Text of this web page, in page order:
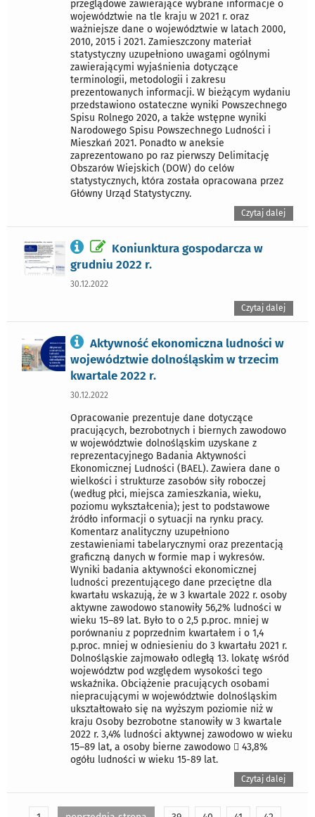
przeglądowe zawierające wybrane informacje o
województwie na tle kraju w 2021 r. oraz
ważniejsze dane o województwie w latach 2000,
2010, 2015 i 2021. Zamieszczony materiał
statystyczny uzupełniono uwagami ogólnymi
zawierającymi wyjaśnienia dotyczące
terminologii, metodologii i zakresu
prezentowanych informacji. W bieżącym wydaniu
przedstawiono ostateczne wyniki Powszechnego
Spisu Rolnego 2020, a także wstępne wyniki
Narodowego Spisu Powszechnego Ludności i
Mieszkań 2021. Ponadto w aneksie
zaprezentowano po raz pierwszy Delimitację
Obszarów Wiejskich (DOW) do celów
statystycznych, która została opracowana przez
Główny Urząd Statystyczny.
Czytaj dalej
Koniunktura gospodarcza w
grudniu 2022 r.
30.12.2022
Czytaj dalej
Aktywność ekonomiczna ludności w
województwie dolnośląskim w trzecim
kwartale 2022 r.
30.12.2022
Opracowanie prezentuje dane dotyczące
pracujących, bezrobotnych i biernych zawodowo
w województwie dolnośląskim uzyskane z
reprezentacyjnego Badania Aktywności
Ekonomicznej Ludności (BAEL). Zawiera dane o
wielkości i strukturze zasobów siły roboczej
(według płci, miejsca zamieszkania, wieku,
poziomu wykształcenia); jest to podstawowe
źródło informacji o sytuacji na rynku pracy.
Komentarz analityczny uzupełniono
zestawieniami tabelarycznymi oraz prezentacją
graficzną danych w formie map i wykresów.
Wyniki badania aktywności ekonomicznej
ludności prezentującego dane przeciętne dla
kwartału wskazują, że w 3 kwartale 2022 r. osoby
aktywne zawodowo stanowiły 56,2% ludności w
wieku 15–89 lat. Było to o 2,5 p.proc. mniej w
porównaniu z poprzednim kwartałem i o 1,4
p.proc. mniej w odniesieniu do 3 kwartału 2021 r.
Dolnośląskie zajmowało odległą 13. lokatę wśród
województw pod względem wysokości tego
wskaźnika. Obciążenie pracujących osobami
niepracującymi w województwie dolnośląskim
ukształtowało się na wyższym poziomie niż w
kraju Osoby bezrobotne stanowiły w 3 kwartale
2022 r. 3,4% ludności aktywnej zawodowo w wieku
15–89 lat, a osoby bierne zawodowo  43,8%
ogółu ludności w wieku 15-89 lat.
Czytaj dalej